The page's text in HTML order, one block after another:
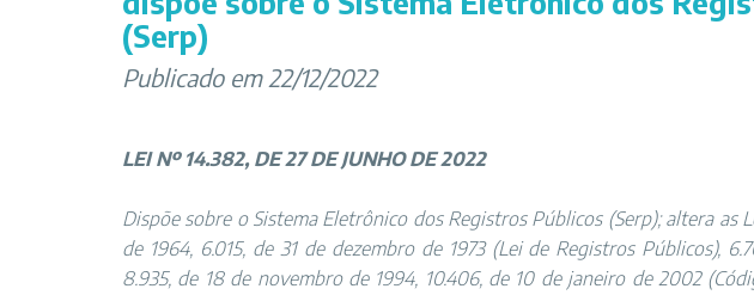
(Serp)
Publicado em 22/12/2022
LEI Nº 14.382, DE 27 DE JUNHO DE 2022
Dispõe sobre o Sistema Eletrônico dos Registros Públicos (Serp); altera as
de 1964, 6.015, de 31 de dezembro de 1973 (Lei de Registros Públicos),
8.935, de 18 de novembro de 1994, 10.406, de 10 de janeiro de 2002